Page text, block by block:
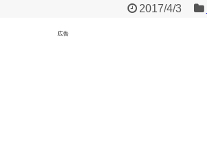
2017/4/3
広告